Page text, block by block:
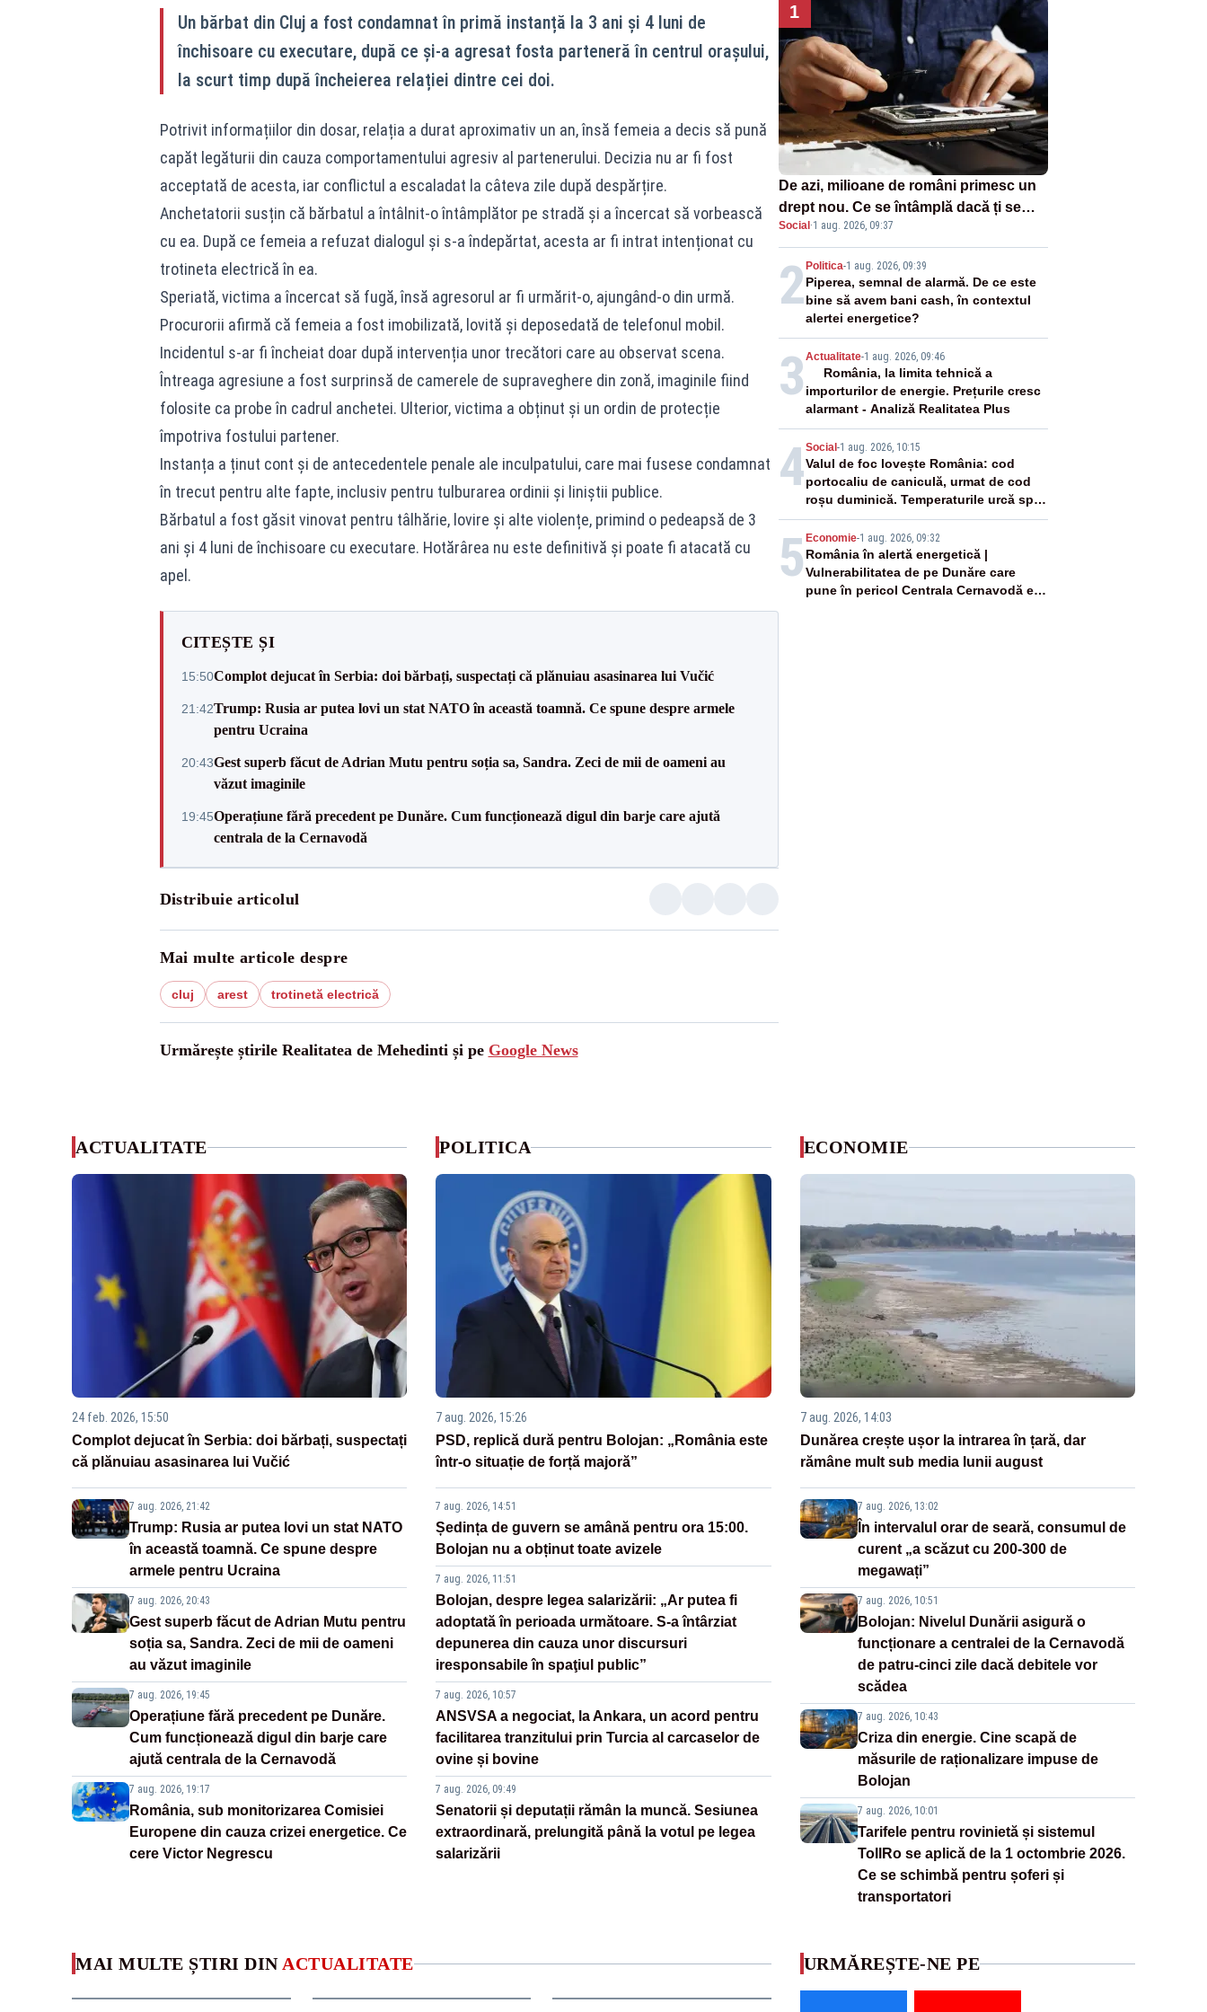
Un bărbat din Cluj a fost condamnat în primă instanță la 3 ani și 4 luni de
închisoare cu executare, după ce și-a agresat fosta parteneră în centrul orașului,
la scurt timp după încheierea relației dintre cei doi.
Potrivit informațiilor din dosar, relația a durat aproximativ un an, însă femeia a decis să pună
capăt legăturii din cauza comportamentului agresiv al partenerului. Decizia nu ar fi fost
acceptată de acesta, iar conflictul a escaladat la câteva zile după despărțire.
Anchetatorii susțin că bărbatul a întâlnit-o întâmplător pe stradă și a încercat să vorbească
cu ea. După ce femeia a refuzat dialogul și s-a îndepărtat, acesta ar fi intrat intenționat cu
trotineta electrică în ea.
Speriată, victima a încercat să fugă, însă agresorul ar fi urmărit-o, ajungând-o din urmă.
Procurorii afirmă că femeia a fost imobilizată, lovită și deposedată de telefonul mobil.
Incidentul s-ar fi încheiat doar după intervenția unor trecători care au observat scena.
Întreaga agresiune a fost surprinsă de camerele de supraveghere din zonă, imaginile fiind
folosite ca probe în cadrul anchetei. Ulterior, victima a obținut și un ordin de protecție
împotriva fostului partener.
Instanța a ținut cont și de antecedentele penale ale inculpatului, care mai fusese condamnat
în trecut pentru alte fapte, inclusiv pentru tulburarea ordinii și liniștii publice.
Bărbatul a fost găsit vinovat pentru tâlhărie, lovire și alte violențe, primind o pedeapsă de 3
ani și 4 luni de închisoare cu executare. Hotărârea nu este definitivă și poate fi atacată cu
apel.
CITEȘTE ȘI
15:50Complot dejucat în Serbia: doi bărbați, suspectați că plănuiau asasinarea lui Vučić
21:42Trump: Rusia ar putea lovi un stat NATO în această toamnă. Ce spune despre armele
pentru Ucraina
20:43Gest superb făcut de Adrian Mutu pentru soția sa, Sandra. Zeci de mii de oameni au
văzut imaginile
19:45Operațiune fără precedent pe Dunăre. Cum funcționează digul din barje care ajută
centrala de la Cernavodă
Distribuie articolul
Mai multe articole despre
cluj arest trotinetă electrică
Urmărește știrile Realitatea de Mehedinti și pe Google News
1
De azi, milioane de români primesc un
drept nou. Ce se întâmplă dacă ți se
strică un produs
Social ·1 aug. 2026, 09:37
2 Politica-1 aug. 2026, 09:39
Piperea, semnal de alarmă. De ce este
bine să avem bani cash, în contextul
alertei energetice?
3 Actualitate-1 aug. 2026, 09:46
România, la limita tehnică a
importurilor de energie. Prețurile cresc
alarmant - Analiză Realitatea Plus
4Social -1 aug. 2026, 10:15
Valul de foc lovește România: cod
portocaliu de caniculă, urmat de cod
roșu duminică. Temperaturile urcă spre
40°C
5 Economie-1 aug. 2026, 09:32
România în alertă energetică |
Vulnerabilitatea de pe Dunăre care
pune în pericol Centrala Cernavodă era
ACTUALITATE
24 feb. 2026, 15:50
Complot dejucat în Serbia: doi bărbați, suspectați
că plănuiau asasinarea lui Vučić
7 aug. 2026, 21:42
Trump: Rusia ar putea lovi un stat NATO
în această toamnă. Ce spune despre
armele pentru Ucraina
7 aug. 2026, 20:43
Gest superb făcut de Adrian Mutu pentru
soția sa, Sandra. Zeci de mii de oameni
au văzut imaginile
7 aug. 2026, 19:45
Operațiune fără precedent pe Dunăre.
Cum funcționează digul din barje care
ajută centrala de la Cernavodă
7 aug. 2026, 19:17
România, sub monitorizarea Comisiei
Europene din cauza crizei energetice. Ce
cere Victor Negrescu
POLITICA
7 aug. 2026, 15:26
PSD, replică dură pentru Bolojan: „România este
într-o situație de forță majoră”
7 aug. 2026, 14:51
Ședința de guvern se amână pentru ora 15:00.
Bolojan nu a obținut toate avizele
7 aug. 2026, 11:51
Bolojan, despre legea salarizării: „Ar putea fi
adoptată în perioada următoare. S-a întârziat
depunerea din cauza unor discursuri
iresponsabile în spaţiul public”
7 aug. 2026, 10:57
ANSVSA a negociat, la Ankara, un acord pentru
facilitarea tranzitului prin Turcia al carcaselor de
ovine și bovine
7 aug. 2026, 09:49
Senatorii și deputații rămân la muncă. Sesiunea
extraordinară, prelungită până la votul pe legea
salarizării
ECONOMIE
7 aug. 2026, 14:03
Dunărea crește ușor la intrarea în țară, dar
rămâne mult sub media lunii august
7 aug. 2026, 13:02
În intervalul orar de seară, consumul de
curent „a scăzut cu 200-300 de
megawați”
7 aug. 2026, 10:51
Bolojan: Nivelul Dunării asigură o
funcționare a centralei de la Cernavodă
de patru-cinci zile dacă debitele vor
scădea
7 aug. 2026, 10:43
Criza din energie. Cine scapă de
măsurile de raționalizare impuse de
Bolojan
7 aug. 2026, 10:01
Tarifele pentru rovinietă și sistemul
TollRo se aplică de la 1 octombrie 2026.
Ce se schimbă pentru șoferi și
transportatori
MAI MULTE ȘTIRI DIN ACTUALITATE URMĂREȘTE-NE PE